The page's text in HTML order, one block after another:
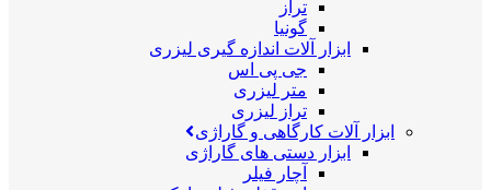
تراز
گونیا
ابزار آلات اندازه گیری لیزری
جی پی اس
متر لیزری
تراز لیزری
ابزار آلات کارگاهی و گاراژی
ابزار دستی های گاراژی
آچار فیلر